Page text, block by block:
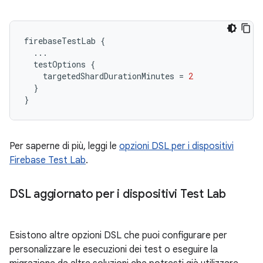
firebaseTestLab {
...
testOptions {
targetedShardDurationMinutes = 2
}
}
Per saperne di più, leggi le opzioni DSL per i dispositivi
Firebase Test Lab.
DSL aggiornato per i dispositivi Test Lab
Esistono altre opzioni DSL che puoi configurare per
personalizzare le esecuzioni dei test o eseguire la